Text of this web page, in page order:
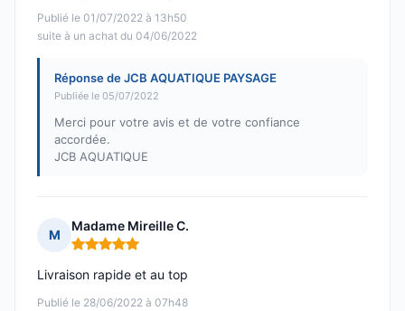
Publié le 01/07/2022 à 13h50
suite à un achat du 04/06/2022
Réponse de JCB AQUATIQUE PAYSAGE
Publiée le 05/07/2022
Merci pour votre avis et de votre confiance
accordée.
JCB AQUATIQUE
M
Madame Mireille C.
Note : 5 sur 5
Publié le 28/06/2022 à 07h48
Livraison rapide et au top